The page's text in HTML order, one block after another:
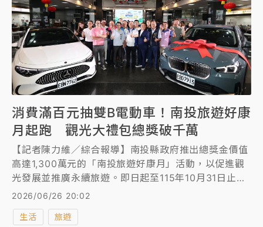
消費滿百元抽雙B電動車！南投旅遊好康
月起跑 觀光大禮包總獎破千萬
【記者陳力維／綜合報導】南投縣政府推出總獎金價值
高達1,300萬元的「南投旅遊好康月」活動，以促進觀
光發展並推廣永續旅遊。即日起至115年10月31日止，
民眾只要在南投縣內消費滿100元，即可登錄發票換取
百萬電動車，期盼藉此吸引國內外旅客到訪，以低碳慢
2026/06/26 20:02
生活 旅遊